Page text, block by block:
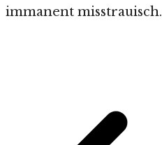
immanent misstrauisch.